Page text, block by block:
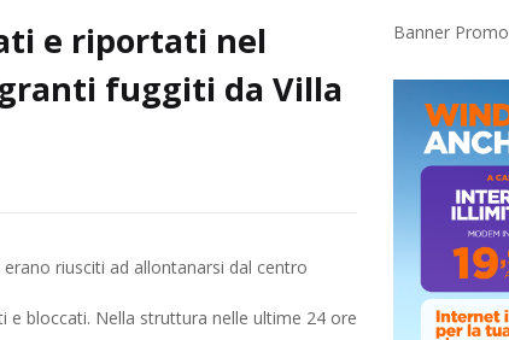
e riportati nel
fuggiti da Villa
riusciti ad allontanarsi dal centro
e bloccati. Nella struttura nelle ultime 24 ore
Banner Promo